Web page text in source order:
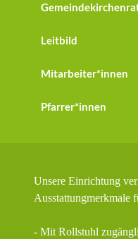
Leitbild
Mitarbeiter*innen
Pfarrer*innen
Unsere Einrichtung
Ausstattungmerkmale
- Mit Rollstuhl